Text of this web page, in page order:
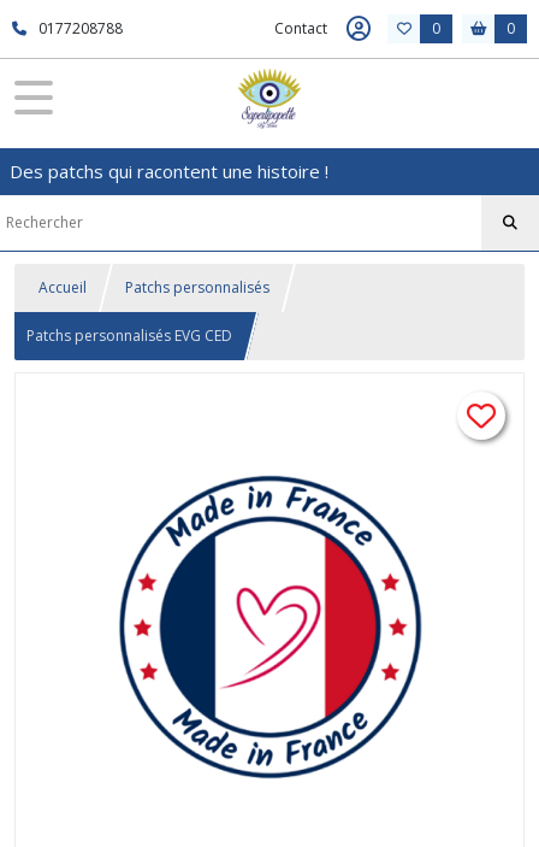
0177208788 Contact 0 0
Des patchs qui racontent une histoire !
Accueil Patchs personnalisés
Patchs personnalisés EVG CED